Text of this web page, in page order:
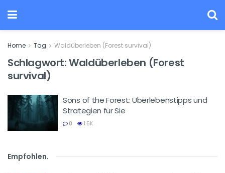
Home Tag Waldüberleben (Forest survival)
Schlagwort:Waldüberleben (Forest
survival)
Sons of the Forest: Überlebenstipps und
Strategien für Sie
0 1.5K
Empfohlen.